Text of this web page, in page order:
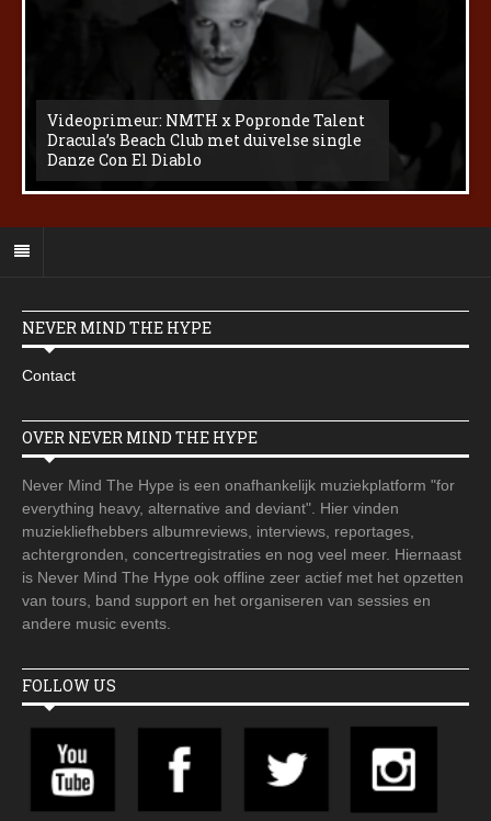
Videoprimeur: NMTH x Popronde Talent
Dracula’s Beach Club met duivelse single
Danze Con El Diablo
NEVER MIND THE HYPE
Contact
OVER NEVER MIND THE HYPE
Never Mind The Hype is een onafhankelijk muziekplatform "for
everything heavy, alternative and deviant". Hier vinden
muziekliefhebbers albumreviews, interviews, reportages,
achtergronden, concertregistraties en nog veel meer. Hiernaast
is Never Mind The Hype ook offline zeer actief met het opzetten
van tours, band support en het organiseren van sessies en
andere music events.
FOLLOW US